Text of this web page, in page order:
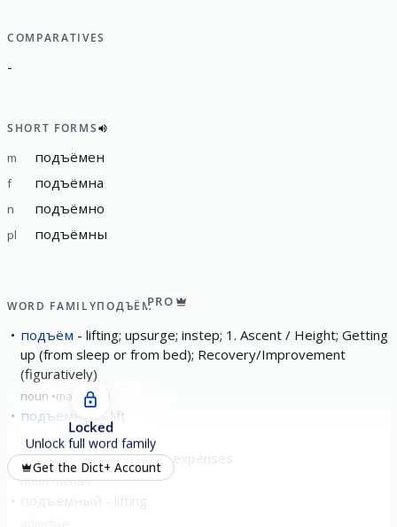
COMPARATIVES
-
SHORT FORMS
m подъёмен
f подъёмна
n подъёмно
pl подъёмны
WORD FAMILYПОДЪЁМPRO
подъём
lifting; upsurge; instep; 1. Ascent / Height; Getting
up (from sleep or from bed); Recovery/Improvement
(figuratively)
noun masculine
подъёмник lift
noun masculine
подъёмные travelling expenses
noun neuter
подъёмный
Locked
Unlock full word family
Get the Dict+ Account